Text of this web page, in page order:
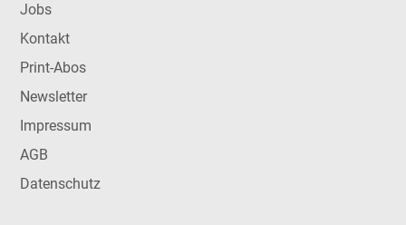
Jobs
Kontakt
Print-Abos
Newsletter
Impressum
AGB
Datenschutz